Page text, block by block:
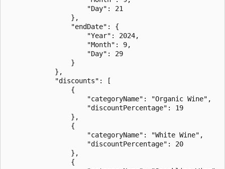
                    "Day": 21
                },
                "endDate": {
                    "Year": 2024,
                    "Month": 9,
                    "Day": 29
                }
            },
            "discounts": [
                {
                    "categoryName": "Organic Wine",
                    "discountPercentage": 19
                },
                {
                    "categoryName": "White Wine",
                    "discountPercentage": 20
                },
                {